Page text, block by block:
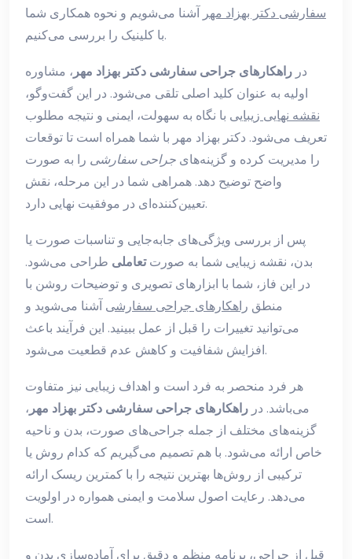
سفارشی دکتر بهزاد مهر آشنا می‌شویم و نحوه همکاری شما
با کلینیک را بررسی می‌کنیم.
در راهکارهای جراحی سفارشی دکتر بهزاد مهر ، مشاوره
اولیه به عنوان کلید اصلی تلقی می‌شود. در این گفت‌وگو،
نقشه نهایی زیبایی با نگاه به سهولت، ایمنی و نتیجه مطلوب
تعریف می‌شود. دکتر بهزاد مهر با شما همراه است تا توقعات
را مدیریت کرده و گزینه‌های جراحی سفارشی را به صورت
واضح توضیح دهد. همراهی شما در این مرحله، نقش
تعیین‌کننده‌ای در موفقیت نهایی دارد.
پس از بررسی ویژگی‌های جابه‌جایی و تناسبات صورت یا
بدن، نقشه زیبایی شما به صورتتعاملی طراحی می‌شود.
در این فاز، شما با ابزارهای تصویری و توضیحات روشن با
منطق راهکارهای جراحی سفارشی آشنا می‌شوید و
می‌توانید تغییرات را قبل از عمل ببینید. این فرآیند باعث
افزایش شفافیت و کاهش عدم قطعیت می‌شود.
هر فرد منحصر به فرد است و اهداف زیبایی نیز متفاوت
می‌باشد. در راهکارهای جراحی سفارشی دکتر بهزاد مهر ،
گزینه‌های مختلف از جمله جراحی‌های صورت، بدن و ناحیه
خاص ارائه می‌شود. با هم تصمیم می‌گیریم که کدام روش یا
ترکیبی از روش‌ها بهترین نتیجه را با کمترین ریسک ارائه
می‌دهد. رعایت اصول سلامت و ایمنی همواره در اولویت
است.
قبل از جراحی، برنامه منظم و دقیق برای آماده‌سازی بدن و